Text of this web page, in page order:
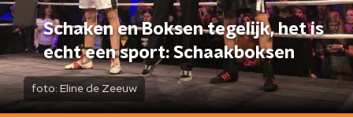
Schaken en Boksen tegelijk, het is
echt een sport: Schaakboksen
foto: Eline de Zeeuw